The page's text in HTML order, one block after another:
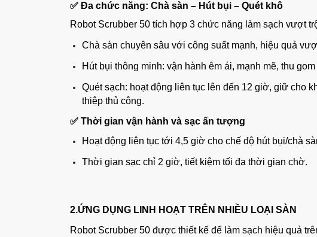
✅ Đa chức năng: Chà sàn – Hút bụi – Quét khô
Robot Scrubber 50 tích hợp 3 chức năng làm sạch vượt
Chà sàn chuyên sâu với công suất mạnh, hiệu quả
Hút bụi thông minh: vận hành êm ái, mạnh mẽ, thu
Quét sạch: hoạt động liên tục lên đến 12 giờ, giữ cho
thiệp thủ công.
✅ Thời gian vận hành và sạc ấn tượng
Hoạt động liên tục tới 4,5 giờ cho chế độ hút bụi/chà
Thời gian sạc chỉ 2 giờ, tiết kiệm tối đa thời gian chờ.
2.ỨNG DỤNG LINH HOẠT TRÊN NHIỀU LOẠI SÀN
Robot Scrubber 50 được thiết kế để làm sạch hiệu quả